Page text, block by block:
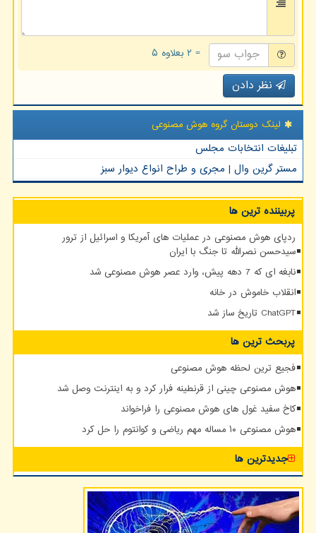
= ۲ بعلاوه ۵
نظر دادن
لینک دوستان گروه هوش مصنوعی
تبلیغات انتخابات مجلس
مستر گرین وال | مجری و طراح انواع دیوار سبز
پربیننده ترین ها
ردپای هوش مصنوعی در عملیات های آمریکا و اسرائیل از ترور
سیدحسن نصرالله تا جنگ با ایران
نابغه ای که 7 دهه پیش، وارد عصر هوش مصنوعی شد
انقلاب خاموش در خانه
ChatGPT تاریخ ساز شد
پربحث ترین ها
فجیع ترین لحظه هوش مصنوعی
هوش مصنوعی چینی از قرنطینه فرار کرد و به اینترنت وصل شد
کاخ سفید غول های هوش مصنوعی را فراخواند
هوش مصنوعی ۱۰ مساله مهم ریاضی و کوانتوم را حل کرد
جدیدترین ها